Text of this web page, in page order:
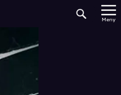
Meny